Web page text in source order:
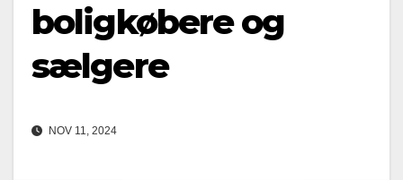
boligkøbere og
sælgere
NOV 11, 2024